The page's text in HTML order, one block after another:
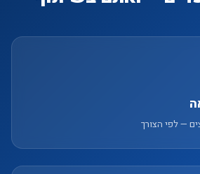
— לפי הצורך